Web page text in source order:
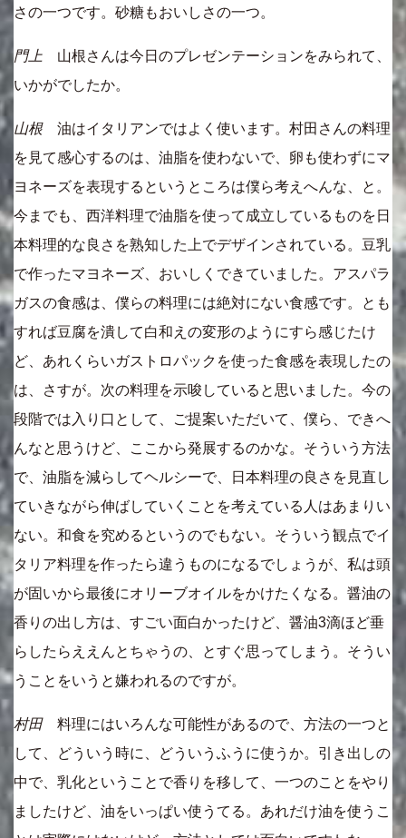
さの一つです。砂糖もおいしさの一つ。
門上 山根さんは今日のプレゼンテーションをみられて、
いかがでしたか。
山根油はイタリアンではよく使います。村田さんの料理
を見て感心するのは、油脂を使わないで、卵も使わずにマ
ヨネーズを表現するというところは僕ら考えへんな、と。
今までも、西洋料理で油脂を使って成立しているものを日
本料理的な良さを熟知した上でデザインされている。豆乳
で作ったマヨネーズ、おいしくできていました。アスパラ
ガスの食感は、僕らの料理には絶対にない食感です。とも
すれば豆腐を潰して白和えの変形のようにすら感じたけ
ど、あれくらいガストロパックを使った食感を表現したの
は、さすが。次の料理を示唆していると思いました。今の
段階では入り口として、ご提案いただいて、僕ら、できへ
んなと思うけど、ここから発展するのかな。そういう方法
で、油脂を減らしてヘルシーで、日本料理の良さを見直し
ていきながら伸ばしていくことを考えている人はあまりい
ない。和食を究めるというのでもない。そういう観点でイ
タリア料理を作ったら違うものになるでしょうが、私は頭
が固いから最後にオリーブオイルをかけたくなる。醤油の
香りの出し方は、すごい面白かったけど、醤油3滴ほど垂
らしたらええんとちゃうの、とすぐ思ってしまう。そうい
うことをいうと嫌われるのですが。
村田料理にはいろんな可能性があるので、方法の一つと
して、どういう時に、どういうふうに使うか。引き出しの
中で、乳化ということで香りを移して、一つのことをやり
ましたけど、油をいっぱい使うてる。あれだけ油を使うこ